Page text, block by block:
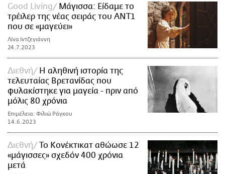
Good Living
Μάγισσα: Είδαμε το
τρέιλερ της νέας σειράς του ΑΝΤ1
που σε «μαγεύει»
Λίνα Ιντζεγιάννη
24.7.2023
Διεθνή
Η αληθινή ιστορία της
τελευταίας Βρετανίδας που
φυλακίστηκε για μαγεία - πριν από
μόλις 80 χρόνια
Επιμέλεια: Φιλιώ Ράγκου
14.6.2023
Διεθνή
Το Κονέκτικατ αθώωσε 12
«μάγισσες» σχεδόν 400 χρόνια
μετά